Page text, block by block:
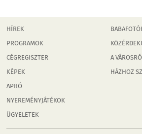
HÍREK
PROGRAMOK
CÉGREGISZTER
KÉPEK
APRÓ
NYEREMÉNYJÁTÉKOK
ÜGYELETEK
A
HÁZHOZ